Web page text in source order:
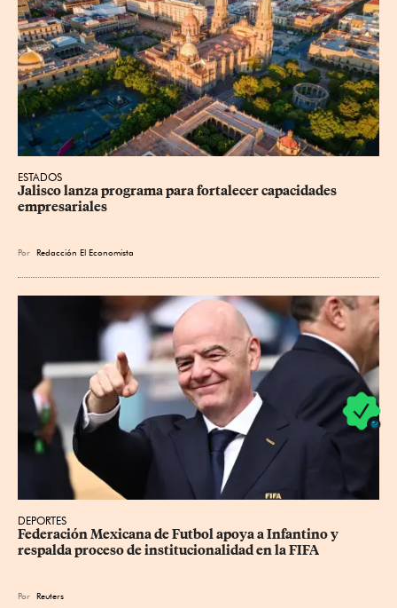
ESTADOS
Jalisco lanza programa para fortalecer capacidades
empresariales
Por Redacción El Economista
DEPORTES
Federación Mexicana de Futbol apoya a Infantino y
respalda proceso de institucionalidad en la FIFA
Por Reuters